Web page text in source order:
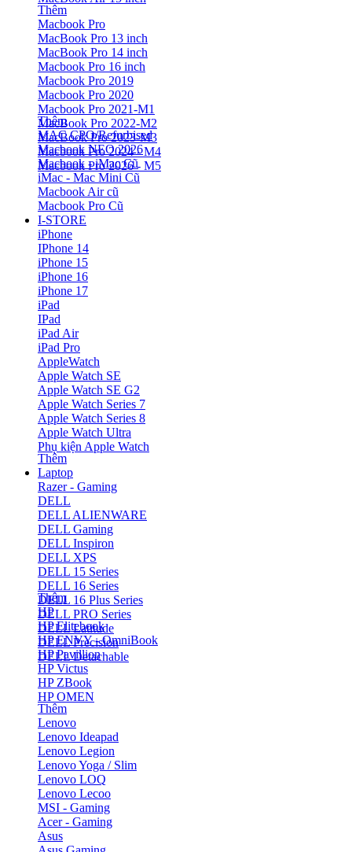
Thêm
Macbook Pro
MacBook Pro 13 inch
MacBook Pro 14 inch
Macbook Pro 16 inch
Macbook Pro 2019
Macbook Pro 2020
Macbook Pro 2021-M1
MacBook Pro 2022-M2
MacBook Pro 2023-M3
Macbook Pro 2024 - M4
Macbook Pro 2026 - M5
Thêm
MAC CPO/Refurbised
Macbook NEO 2026
Macbook - iMac Cũ
iMac - Mac Mini Cũ
Macbook Air cũ
Macbook Pro Cũ
I-STORE
iPhone
IPhone 14
iPhone 15
iPhone 16
iPhone 17
iPad
IPad
iPad Air
iPad Pro
AppleWatch
Apple Watch SE
Apple Watch SE G2
Apple Watch Series 7
Apple Watch Series 8
Apple Watch Ultra
Phụ kiện Apple Watch
Thêm
Laptop
Razer - Gaming
DELL
DELL ALIENWARE
DELL Gaming
DELL Inspiron
DELL XPS
DELL 15 Series
DELL 16 Series
DELL 16 Plus Series
DELL PRO Series
DELL Latitude
DELL Precision
DELL Detachable
Thêm
HP
HP Elitebook
HP ENVY - OmniBook
HP Pavillion
HP Victus
HP ZBook
HP OMEN
Thêm
Lenovo
Lenovo Ideapad
Lenovo Legion
Lenovo Yoga / Slim
Lenovo LOQ
Lenovo Lecoo
MSI - Gaming
Acer - Gaming
Asus